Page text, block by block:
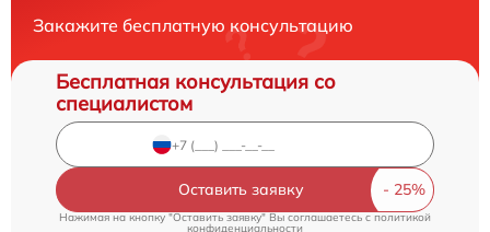
Закажите бесплатную консультацию
Бесплатная консультация со
специалистом
Оставить заявку
Нажимая на кнопку "Оставить заявку" Вы соглашаетесь c политикой
конфиденциальности